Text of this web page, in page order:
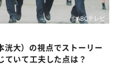
©️ABCテレビ
大）の視点でストーリー
ていて工夫した点は？